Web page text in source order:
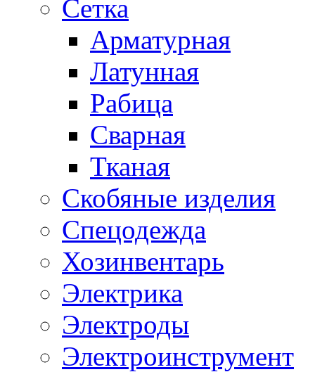
Сетка
Арматурная
Латунная
Рабица
Сварная
Тканая
Скобяные изделия
Спецодежда
Хозинвентарь
Электрика
Электроды
Электроинструмент